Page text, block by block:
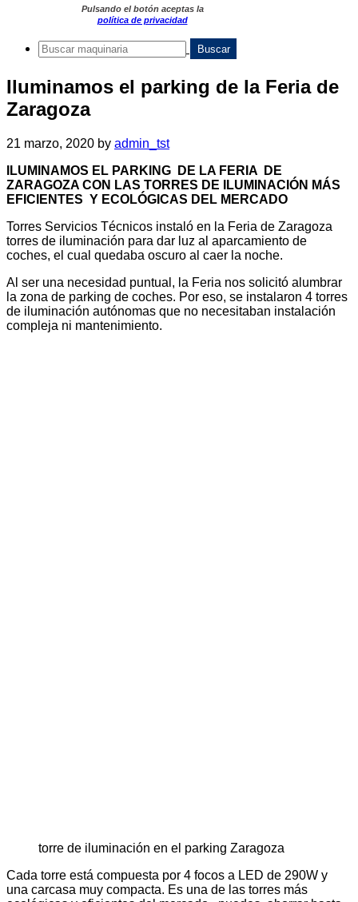
Pulsando el botón aceptas la
política de privacidad
Iluminamos el parking de la Feria de
Zaragoza
21 marzo, 2020 by admin_tst
ILUMINAMOS EL PARKING DE LA FERIA DE
ZARAGOZA CON LAS TORRES DE ILUMINACIÓN MÁS
EFICIENTES Y ECOLÓGICAS DEL MERCADO
Torres Servicios Técnicos instaló en la Feria de Zaragoza
torres de iluminación para dar luz al aparcamiento de
coches, el cual quedaba oscuro al caer la noche.
Al ser una necesidad puntual, la Feria nos solicitó alumbrar
la zona de parking de coches. Por eso, se instalaron 4 torres
de iluminación autónomas que no necesitaban instalación
compleja ni mantenimiento.
torre de iluminación en el parking Zaragoza
Cada torre está compuesta por 4 focos a LED de 290W y
una carcasa muy compacta. Es una de las torres más